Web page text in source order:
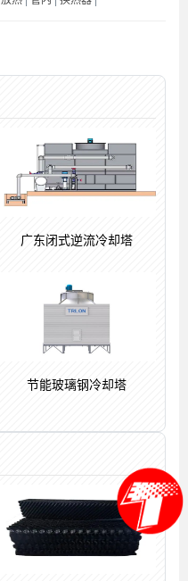
广东闭式逆流冷却塔
节能玻璃钢冷却塔